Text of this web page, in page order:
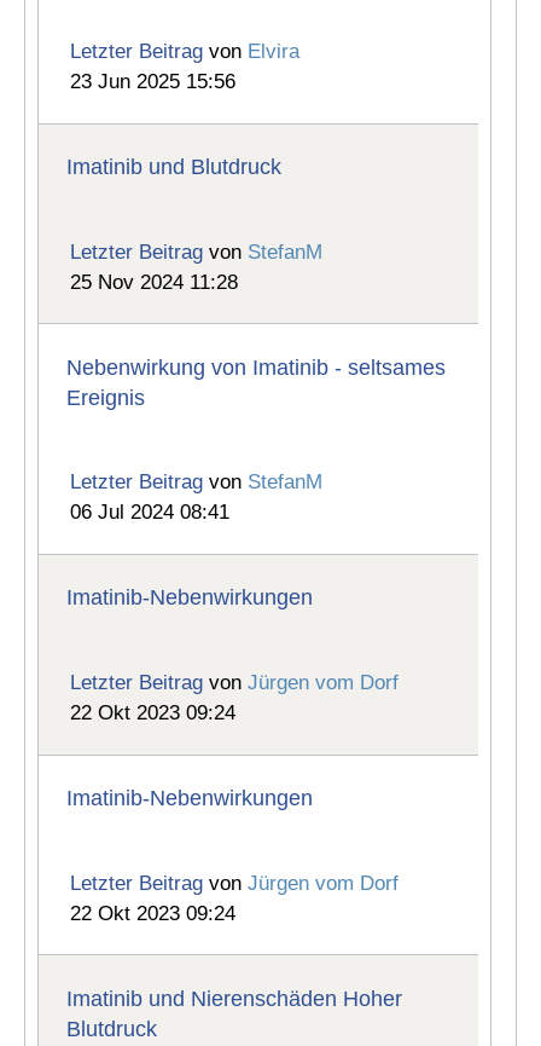
Letzter Beitrag von Elvira
23 Jun 2025 15:56
Imatinib und Blutdruck
Letzter Beitrag von StefanM
25 Nov 2024 11:28
Nebenwirkung von Imatinib - seltsames
Ereignis
Letzter Beitrag von StefanM
06 Jul 2024 08:41
Imatinib-Nebenwirkungen
Letzter Beitrag vonJürgen vom Dorf
22 Okt 2023 09:24
Imatinib-Nebenwirkungen
Letzter Beitrag vonJürgen vom Dorf
22 Okt 2023 09:24
Imatinib und Nierenschäden Hoher
Blutdruck